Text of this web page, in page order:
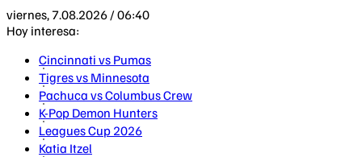
viernes, 7.08.2026 / 06:40
Hoy interesa:
Cincinnati vs Pumas
Tigres vs Minnesota
Pachuca vs Columbus Crew
K-Pop Demon Hunters
Leagues Cup 2026
Katia Itzel